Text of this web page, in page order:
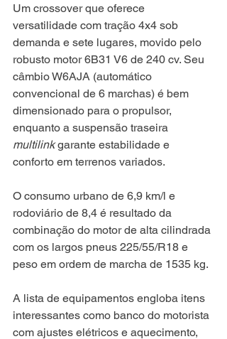
Um crossover que oferece
versatilidade com tração 4x4 sob
demanda e sete lugares, movido pelo
robusto motor 6B31 V6 de 240 cv. Seu
câmbio W6AJA (automático
convencional de 6 marchas) é bem
dimensionado para o propulsor,
enquanto a suspensão traseira
multilink garante estabilidade e
conforto em terrenos variados.
O consumo urbano de 6,9 km/l e
rodoviário de 8,4 é resultado da
combinação do motor de alta cilindrada
com os largos pneus 225/55/R18 e
peso em ordem de marcha de 1535 kg.
A lista de equipamentos engloba itens
interessantes como banco do motorista
com ajustes elétricos e aquecimento,